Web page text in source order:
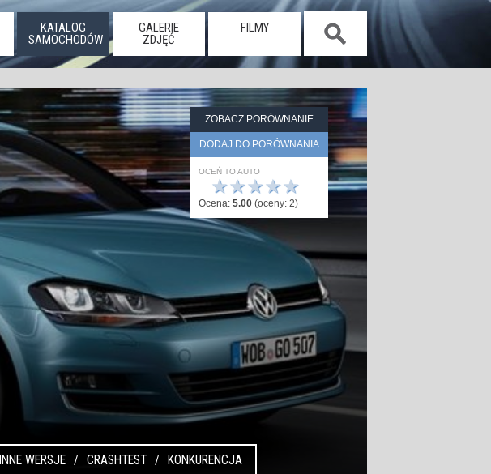
KATALOG
SAMOCHODÓW
GALERIE
ZDJĘĆ
FILMY
ZOBACZ PORÓWNANIE
DODAJ DO PORÓWNANIA
OCEŃ TO AUTO
★
★
★
★
★
Ocena: 5.00 (oceny: 2)
INNE WERSJE CRASHTEST KONKURENCJA